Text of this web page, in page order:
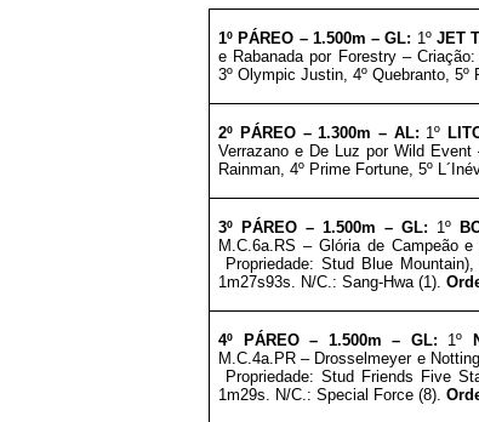
1º PÁREO – 1.500m – GL: 1º JET
e Rabanada por Forestry –
3º Olympic Justin, 4º Quebranto,
2º PÁREO –1.300m – AL: 1º
Verrazano e De Luz por Wild Event
Rainman, 4º Prime Fortune, 5º
3ºPÁREO – 1.500m – GL: 1º
M.C.6a.RS – Glória de Campeão
Propriedade:Stud Blue Mountain),
1m27s93s. N/C.: Sang-Hwa (1).
4º PÁREO – 1.500m – GL: 1º
M.C.4a.PR – Drosselmeyer e
Propriedade:Stud Friends Five
1m29s. N/C.: Special Force (8).